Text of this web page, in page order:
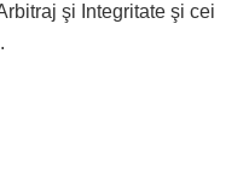
şi Integritate şi cei